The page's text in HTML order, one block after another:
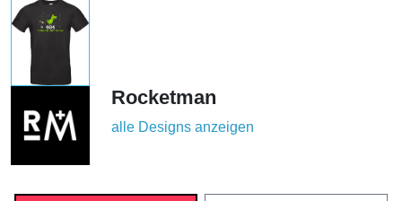
Rocketman
alle Designs anzeigen